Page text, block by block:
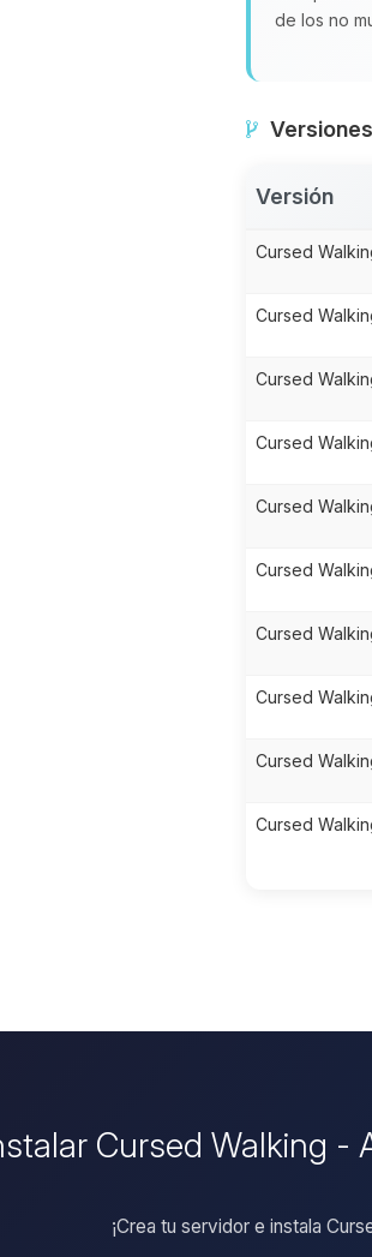
de los no
Versión
Cursed
Cursed
Cursed
Cursed
Cursed
Cursed
Cursed
Cursed
Cursed
Cursed
Cursed Walking -
¡Crea tu servidor e instala